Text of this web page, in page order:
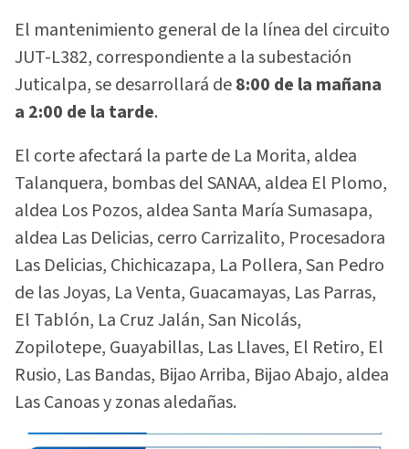
El mantenimiento general de la línea del circuito
JUT-L382, correspondiente a la subestación
Juticalpa, se desarrollará de8:00 de la mañana
a 2:00 de la tarde.
El corte afectará la parte de La Morita, aldea
Talanquera, bombas del SANAA, aldea El Plomo,
aldea Los Pozos, aldea Santa María Sumasapa,
aldea Las Delicias, cerro Carrizalito, Procesadora
Las Delicias, Chichicazapa, La Pollera, San Pedro
de las Joyas, La Venta, Guacamayas, Las Parras,
El Tablón, La Cruz Jalán, San Nicolás,
Zopilotepe, Guayabillas, Las Llaves, El Retiro, El
Rusio, Las Bandas, Bijao Arriba, Bijao Abajo, aldea
Las Canoas y zonas aledañas.